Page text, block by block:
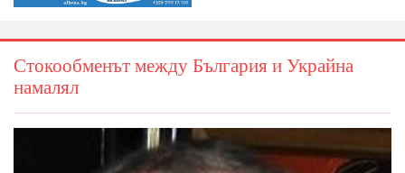
Стокообменът между България и Украйна
намалял